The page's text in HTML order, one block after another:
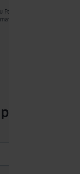
Partenaire Premium
de devis et effectuer de
de rectification, de
à la limitation du
à l’adresse :
proche